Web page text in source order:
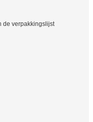
de verpakkingslijst